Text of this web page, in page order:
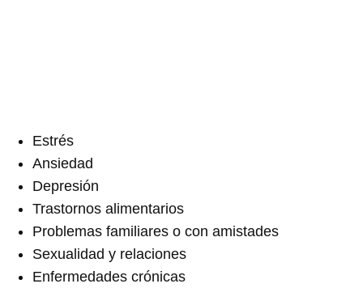
Estrés
Ansiedad
Depresión
Trastornos alimentarios
Problemas familiares o con amistades
Sexualidad y relaciones
Enfermedades crónicas